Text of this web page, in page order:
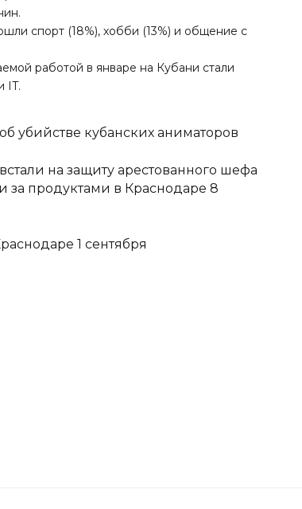
спорт (18%), хобби (13%) и общение с
работой в январе на Кубани стали
IT.
убийстве кубанских аниматоров
на защиту арестованного шефа
за продуктами в Краснодаре 8
1 сентября